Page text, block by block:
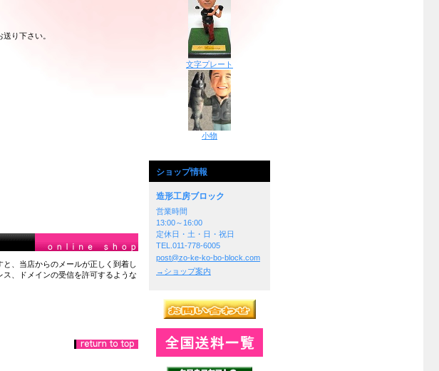
り下さい。
、当店からのメールが正しく到着し
、ドメインの受信を許可するような
文字プレート
小物
ショップ情報
造形工房ブロック
営業時間
13:00～16:00
定休日・土・日・祝日
TEL.011-778-6005
post@zo-ke-ko-bo-block.com
→ショップ案内